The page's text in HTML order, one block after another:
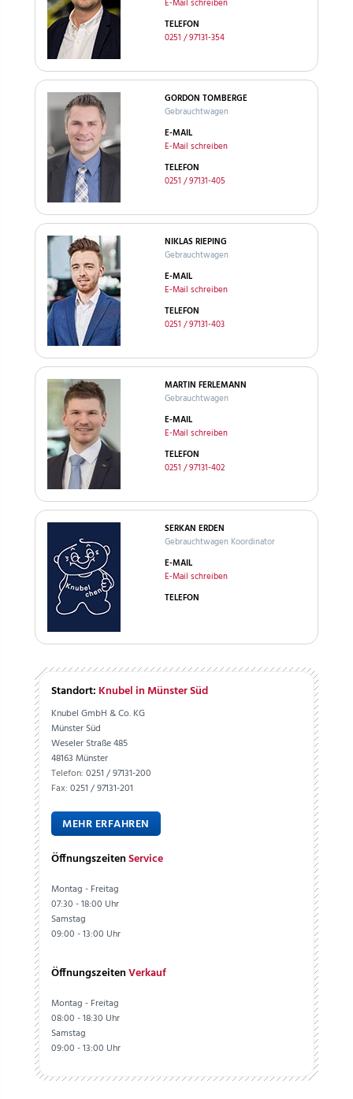
TELEFON
0251 / 97131-354
GORDON TOMBERGE
Gebrauchtwagen
E-MAIL
E-Mail schreiben
TELEFON
0251 / 97131-405
NIKLAS RIEPING
Gebrauchtwagen
E-MAIL
E-Mail schreiben
TELEFON
0251 / 97131-403
MARTIN FERLEMANN
Gebrauchtwagen
E-MAIL
E-Mail schreiben
TELEFON
0251 / 97131-402
SERKAN ERDEN
Gebrauchtwagen Koordinator
E-MAIL
E-Mail schreiben
TELEFON
Standort: Knubel in Münster Süd
Knubel GmbH & Co. KG
Münster Süd
Weseler Straße 485
48163 Münster
Telefon: 0251 / 97131-200
Fax: 0251 / 97131-201
MEHR ERFAHREN
ÖffnungszeitenService
Montag - Freitag
07:30 - 18:00 Uhr
Samstag
09:00 - 13:00 Uhr
ÖffnungszeitenVerkauf
Montag - Freitag
08:00 - 18:30 Uhr
Samstag
09:00 - 13:00 Uhr